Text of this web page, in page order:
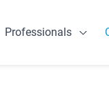
Professionals